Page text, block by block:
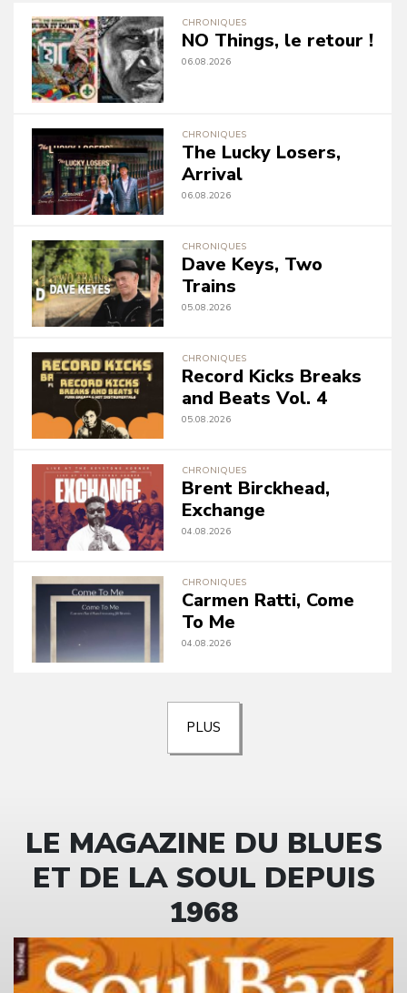
CHRONIQUES
NO Things, le retour !
06.08.2026
CHRONIQUES
The Lucky Losers,
Arrival
06.08.2026
CHRONIQUES
Dave Keys, Two
Trains
05.08.2026
CHRONIQUES
Record Kicks Breaks
and Beats Vol. 4
05.08.2026
CHRONIQUES
Brent Birckhead,
Exchange
04.08.2026
CHRONIQUES
Carmen Ratti, Come
To Me
04.08.2026
PLUS
LE MAGAZINE DU BLUES
ET DE LA SOUL DEPUIS
1968